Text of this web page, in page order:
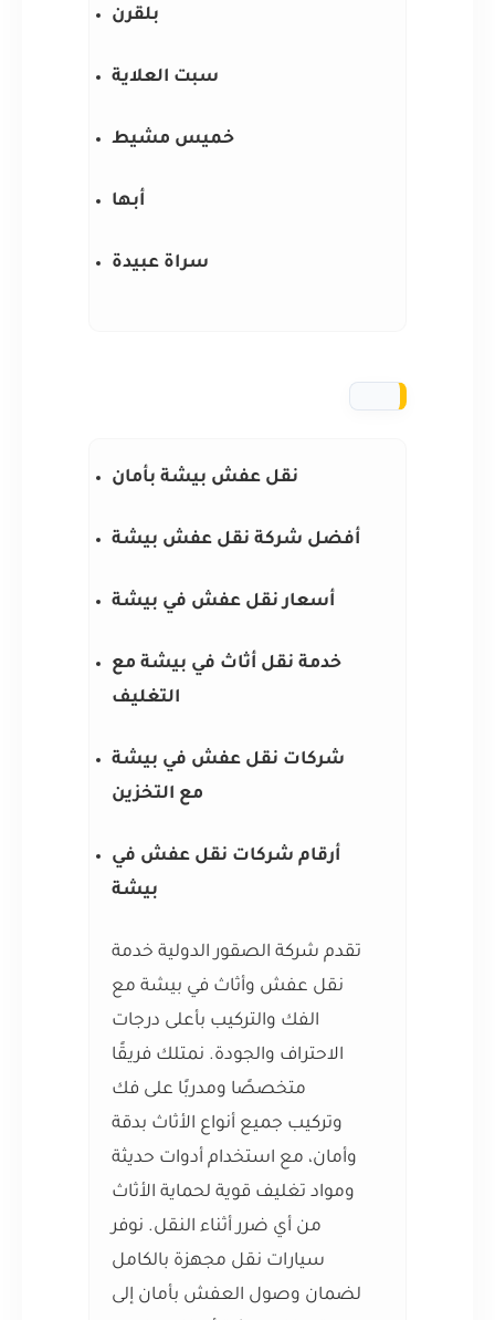
بلقرن
سبت العلاية
خميس مشيط
أبها
سراة عبيدة
نقل عفش بيشة بأمان
أفضل شركة نقل عفش بيشة
أسعار نقل عفش في بيشة
خدمة نقل أثاث في بيشة مع
التغليف
شركات نقل عفش في بيشة
مع التخزين
أرقام شركات نقل عفش في
بيشة
تقدم شركة الصقور الدولية خدمة
نقل عفش وأثاث في بيشة مع
الفك والتركيب بأعلى درجات
الاحتراف والجودة. نمتلك فريقًا
متخصصًا ومدربًا على فك
وتركيب جميع أنواع الأثاث بدقة
وأمان، مع استخدام أدوات حديثة
ومواد تغليف قوية لحماية الأثاث
من أي ضرر أثناء النقل. نوفر
سيارات نقل مجهزة بالكامل
لضمان وصول العفش بأمان إلى